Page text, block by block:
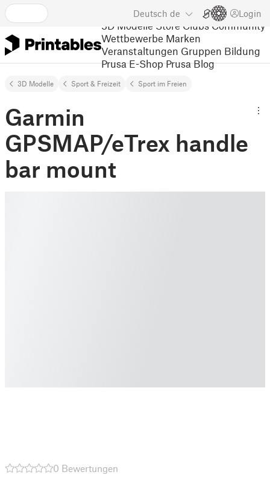
Deutsch de Login
3D Modelle Store Clubs Community
Wettbewerbe Marken
Veranstaltungen Gruppen Bildung
Prusa E-Shop Prusa Blog
3D Modelle Sport & Freizeit Sport im Freien
Garmin
GPSMAP/eTrex handle
bar mount
0 Bewertungen